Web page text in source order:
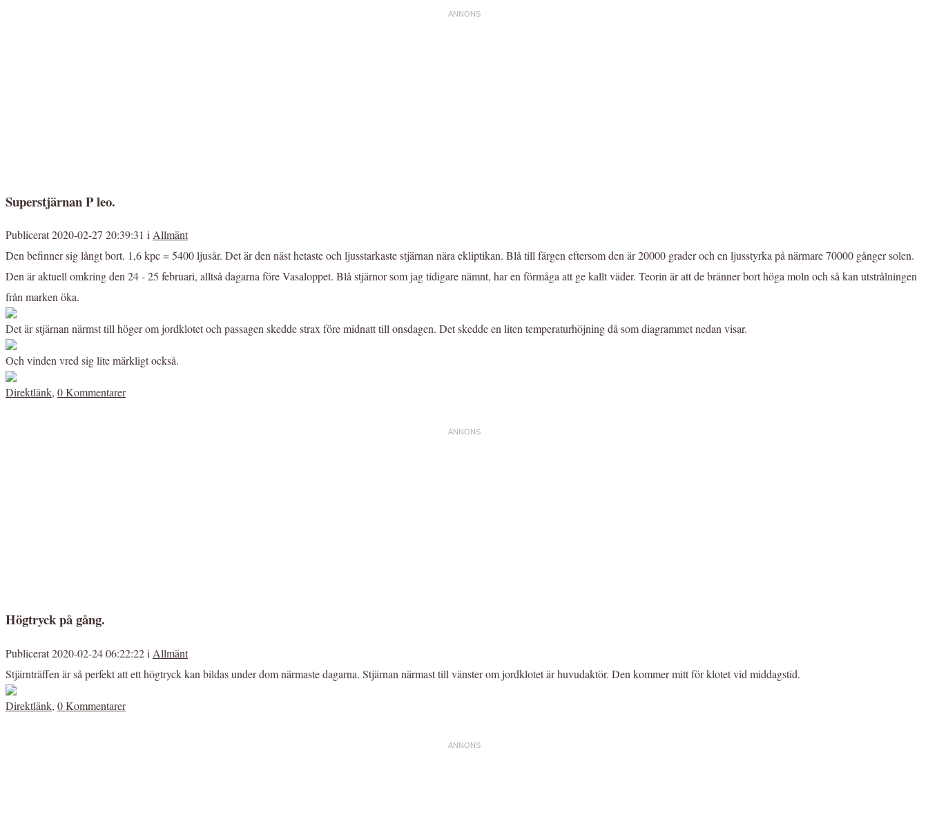
Superstjärnan P leo.
Publicerat 2020-02-27 20:39:31 iAllmänt
Den befinner sig långt bort. 1,6 kpc = 5400 ljusår. Det är den näst hetaste och ljusstarkaste stjärnan nära ekliptikan. Blå till färgen eftersom den är 20000 grader och en ljusstyrka på närmare 70000 gånger solen.
Den är aktuell omkring den 24 - 25 februari, alltså dagarna före Vasaloppet. Blå stjärnor som jag tidigare nämnt, har en förmåga att ge kallt väder. Teorin är att de bränner bort höga moln och så kan utstrålningen
från marken öka.
Det är stjärnan närmst till höger om jordklotet och passagen skedde strax före midnatt till onsdagen. Det skedde en liten temperaturhöjning då som diagrammet nedan visar.
Och vinden vred sig lite märkligt också.
Direktlänk, 0 Kommentarer
Högtryck på gång.
Publicerat 2020-02-24 06:22:22 i Allmänt
Stjärnträffen är så perfekt att ett högtryck kan bildas under dom närmaste dagarna. Stjärnan närmast till vänster om jordklotet är huvudaktör. Den kommer mitt för klotet vid middagstid.
Direktlänk, 0 Kommentarer